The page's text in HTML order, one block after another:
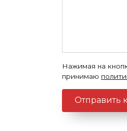
Нажимая на
принимаю